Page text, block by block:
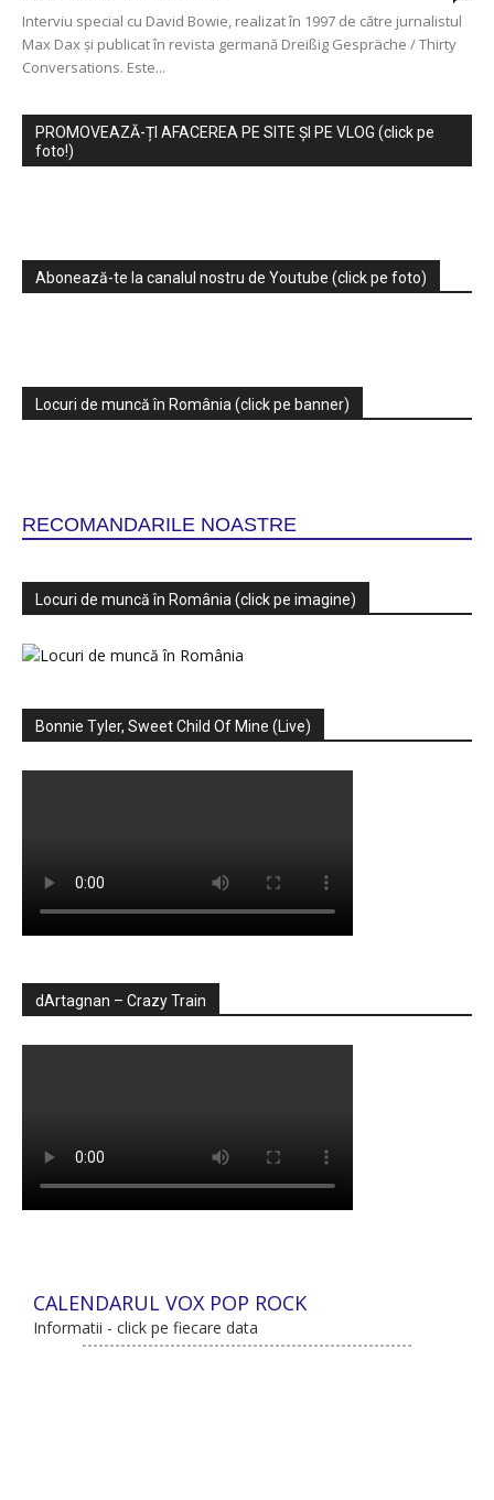
Interviu special cu David Bowie, realizat în 1997 de către jurnalistul
Max Dax și publicat în revista germană Dreißig Gespräche / Thirty
Conversations. Este...
PROMOVEAZĂ-ȚI AFACEREA PE SITE ȘI PE VLOG (click pe
foto!)
Abonează-te la canalul nostru de Youtube (click pe foto)
Locuri de muncă în România (click pe banner)
RECOMANDARILE NOASTRE
Locuri de muncă în România (click pe imagine)
Bonnie Tyler, Sweet Child Of Mine (Live)
dArtagnan – Crazy Train
CALENDARUL VOX POP ROCK
Informatii - click pe fiecare data